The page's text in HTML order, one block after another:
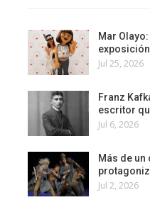
Mar
Jul 25, 2026
Franz
escritor
Jul 6, 2026
Más de un
Jul 2, 2026